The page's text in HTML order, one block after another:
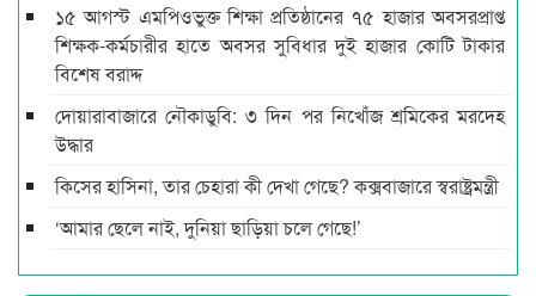
১৫ আগস্ট এমপিওভুক্ত শিক্ষা প্রতিষ্ঠানের ৭৫ হাজার অবসরপ্রাপ্ত
শিক্ষক-কর্মচারীর হাতে অবসর সুবিধার দুই হাজার কোটি টাকার
বিশেষ বরাদ্দ
দোয়ারাবাজারে নৌকাডুবি: ৩ দিন পর নিখোঁজ শ্রমিকের মরদেহ
উদ্ধার
কিসের হাসিনা, তার চেহারা কী দেখা গেছে? কক্সবাজারে স্বরাষ্ট্রমন্ত্রী
‘আমার ছেলে নাই, দুনিয়া ছাড়িয়া চলে গেছে!’